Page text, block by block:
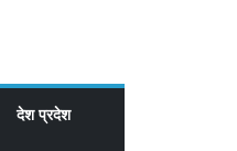
देश प्रदेश